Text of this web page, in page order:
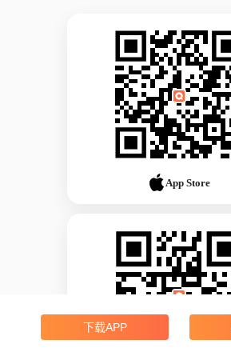
App Store
下载APP